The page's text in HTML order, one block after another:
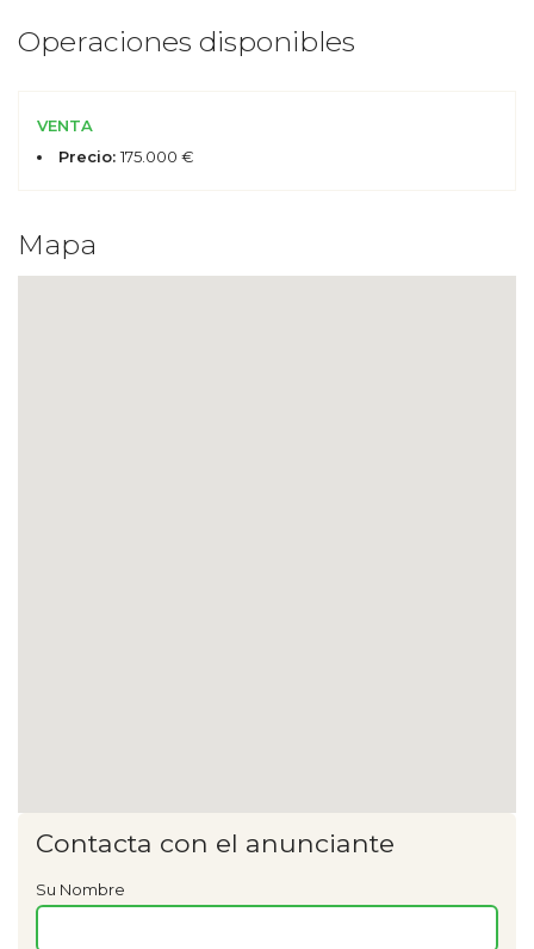
Operaciones disponibles
VENTA
Precio: 175.000 €
Mapa
Contacta con el anunciante
Su Nombre